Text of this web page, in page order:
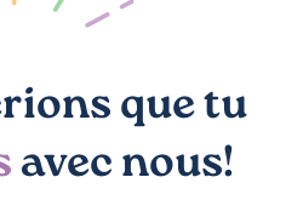
que tu
avec nous!